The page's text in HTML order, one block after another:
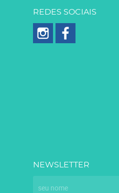
REDES SOCIAIS
NEWSLETTER